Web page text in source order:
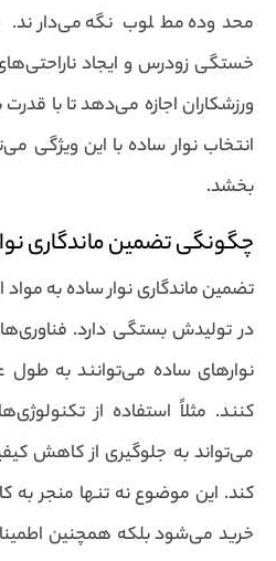
محدوده مطلوب نگه
خستگی زودرس و ایجاد
ورزشکاران اجازه می‌دهد تا با
انتخاب نوار ساده با این ویژگی
بخشد.
چگونگی تضمین ماندگاری
تضمین ماندگاری نوار ساده به مواد
در تولیدش بستگی دارد.
نوارهای ساده می‌توانند به
کنند. مثلاً استفاده از
می‌تواند به جلوگیری از کاهش
کند. این موضوع نه تنها منجر
خرید می‌شود بلکه همچنین